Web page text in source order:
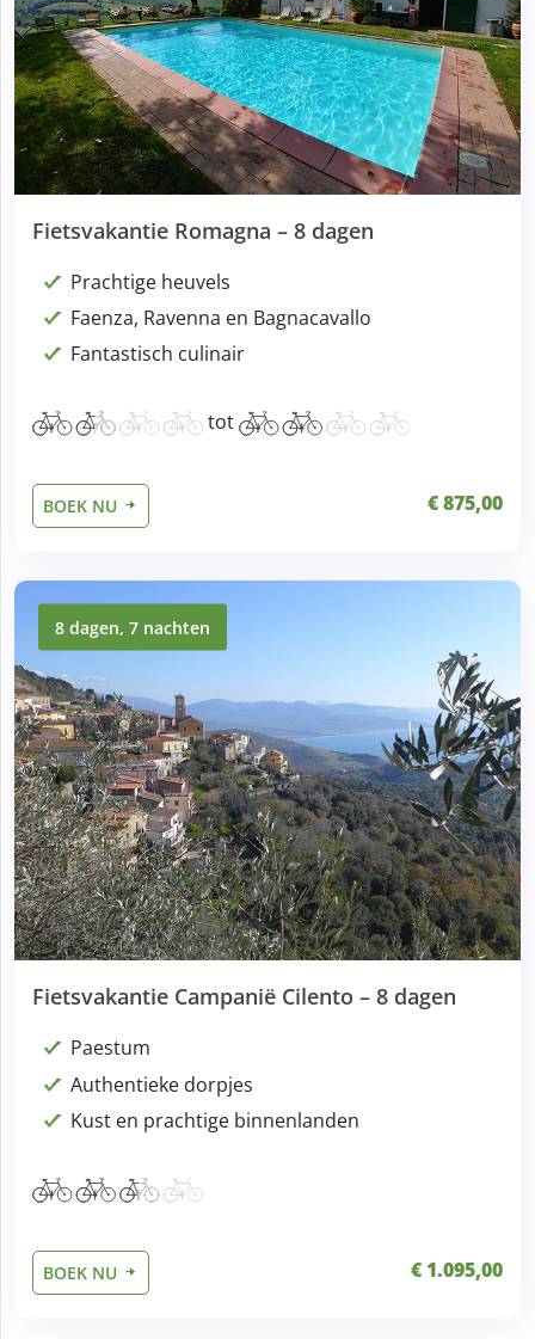
Fietsvakantie Romagna – 8 dagen
Prachtige heuvels
Faenza, Ravenna en Bagnacavallo
Fantastisch culinair
tot
BOEK NU € 875,00
8 dagen, 7 nachten
Fietsvakantie Campanië Cilento – 8 dagen
Paestum
Authentieke dorpjes
Kust en prachtige binnenlanden
BOEK NU € 1.095,00